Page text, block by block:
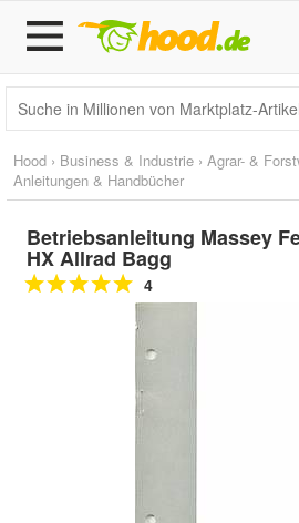
Hood › Business & Industrie › Agrar- &
Anleitungen & Handbücher
Betriebsanleitung Massey
HX Allrad Bagg
4